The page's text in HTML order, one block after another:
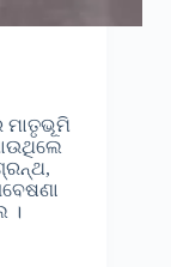
ମାତୃଭୂମି
।